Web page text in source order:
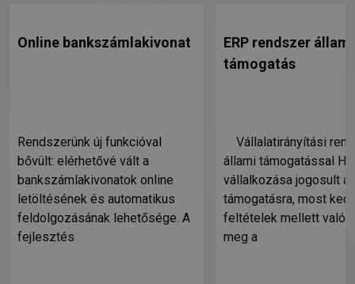
Online bankszámlakivonat
Rendszerünk új funkcióval
bővült: elérhetővé vált a
bankszámlakivonatok online
letöltésének és automatikus
feldolgozásának lehetősége. A
fejlesztés
ERP rendszer állami
támogatás
Vállalatirányítási
állami támogatással Ha
vállalkozása jogosult
támogatásra, most
feltételek mellett
meg a